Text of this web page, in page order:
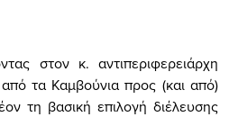
στον κ. αντιπεριφερειάρχη
τα Καμβούνια προς (και από)
τη βασική επιλογή διέλευσης